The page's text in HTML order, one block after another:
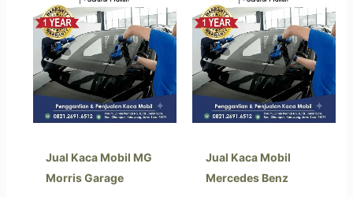
Jual Kaca Mobil MG
Morris Garage
Jual Kaca Mobil
Mercedes Benz